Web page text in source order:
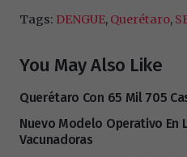
Tags: DENGUE, Querétaro,
You May Also Like
Querétaro Con 65 Mil 705
Nuevo Modelo Operativo En
Vacunadoras